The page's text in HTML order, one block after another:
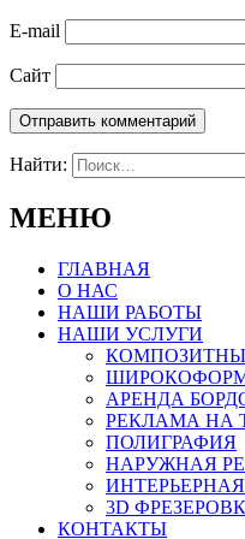
E-mail
Сайт
Найти:
МЕНЮ
ГЛАВНАЯ
О НАС
НАШИ РАБОТЫ
НАШИ УСЛУГИ
АРЕНДА
РЕКЛАМА НА
ПОЛИГРАФИЯ
НАРУЖНАЯ
3D
КОНТАКТЫ